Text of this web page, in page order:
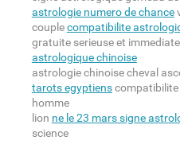
astrologie numero de chance
couplecompatibilite
gratuite serieuse et immediate
astrologique chinoise
astrologie chinoise cheval
tarots egyptienscompatibilite
homme
lion ne le 23 mars signe
science